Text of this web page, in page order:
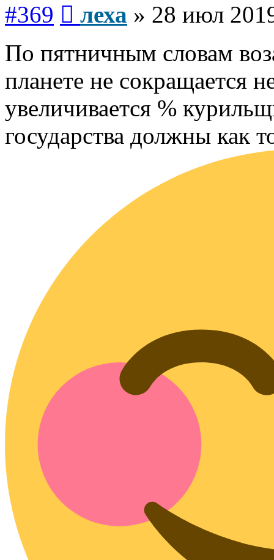
#369 леха » 28 июл
По пятничным словам
планете не сокращается
увеличивается %
государства должны как